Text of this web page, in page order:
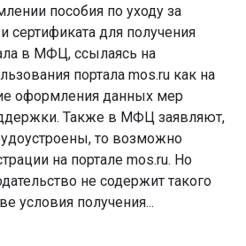
пособия по уходу за
сертификата для получения
в МФЦ, ссылаясь на
портала mos.ru как на
оформления данных мер
Также в МФЦ заявляют,
то возможно
на портале mos.ru. Но
не содержит такого
условия получения...